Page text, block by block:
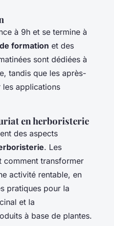
à 9h et se termine à
formation et des
sont dédiées à
tandis que les après-
les applications
en herboristerie
des aspects
. Les
comment transformer
activité rentable, en
pratiques pour la
et la
à base de plantes.